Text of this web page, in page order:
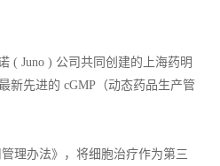
( Juno ) 公司共同创建的上海药明
新先进的 cGMP（动态药品生产管
理办法》，将细胞治疗作为第三